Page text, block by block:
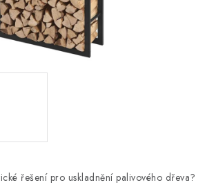
Nepřebraná dobírka
řešení pro uskladnění palivového dřeva?